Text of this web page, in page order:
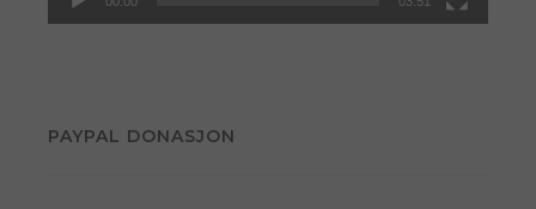
PAYPAL DONASJON